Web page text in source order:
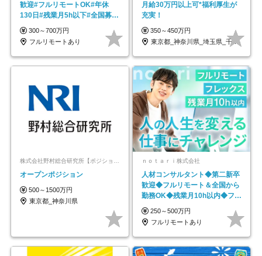
歓迎#フルリモートOK#年休
130日#残業月5h以下#全国募集
#最大1年の研修
300～700万円
フルリモートあり
月給30万円以上可*福利厚生が
充実！
350～450万円
東京都_神奈川県_埼玉県_千葉県_大阪府…
株式会社野村総合研究所【ポジションマッチ登録】
オープンポジション
500～1500万円
東京都_神奈川県
ｎｏｔａｒｉ株式会社
人材コンサルタント◆第二新卒
歓迎◆フルリモート＆全国から
勤務OK◆残業月10h以内◆フレ
ックス制
250～500万円
フルリモートあり